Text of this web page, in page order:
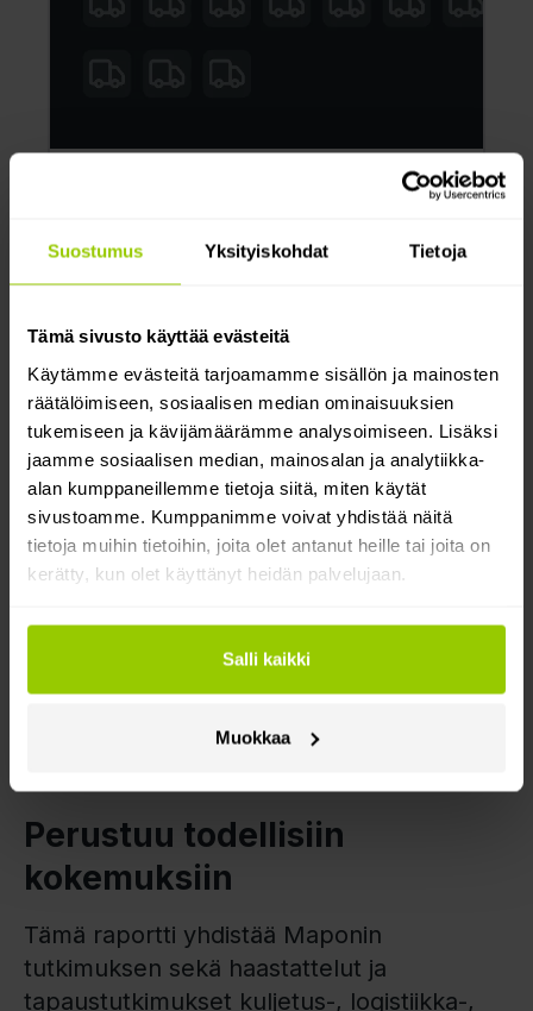
Suostumus Yksityiskohdat Tietoja
Tämä sivusto käyttää evästeitä
Käytämme evästeitä tarjoamamme sisällön ja mainosten
räätälöimiseen, sosiaalisen median ominaisuuksien
tukemiseen ja kävijämäärämme analysoimiseen. Lisäksi
jaamme sosiaalisen median, mainosalan ja analytiikka-
alan kumppaneillemme tietoja siitä, miten käytät
sivustoamme. Kumppanimme voivat yhdistää näitä
tietoja muihin tietoihin, joita olet antanut heille tai joita on
kerätty, kun olet käyttänyt heidän palvelujaan.
Salli kaikki
Muokkaa
Varhaiset omaksujat näkevät jo
Joka 31. aktiivinen ajoneuvo on jo
Yli 100 kalustopäällikköä
on jo lukenut raporttimme
Ota selvää, miksi yhä useammat yritykset pitävät
videota liiketoimintatyökaluna, ei pelkästään
Perustuu todellisiin
kokemuksiin
Tämä raportti yhdistää Maponin
tutkimuksen sekä haastattelut ja
tapaustutkimukset kuljetus-, logistiikka-,